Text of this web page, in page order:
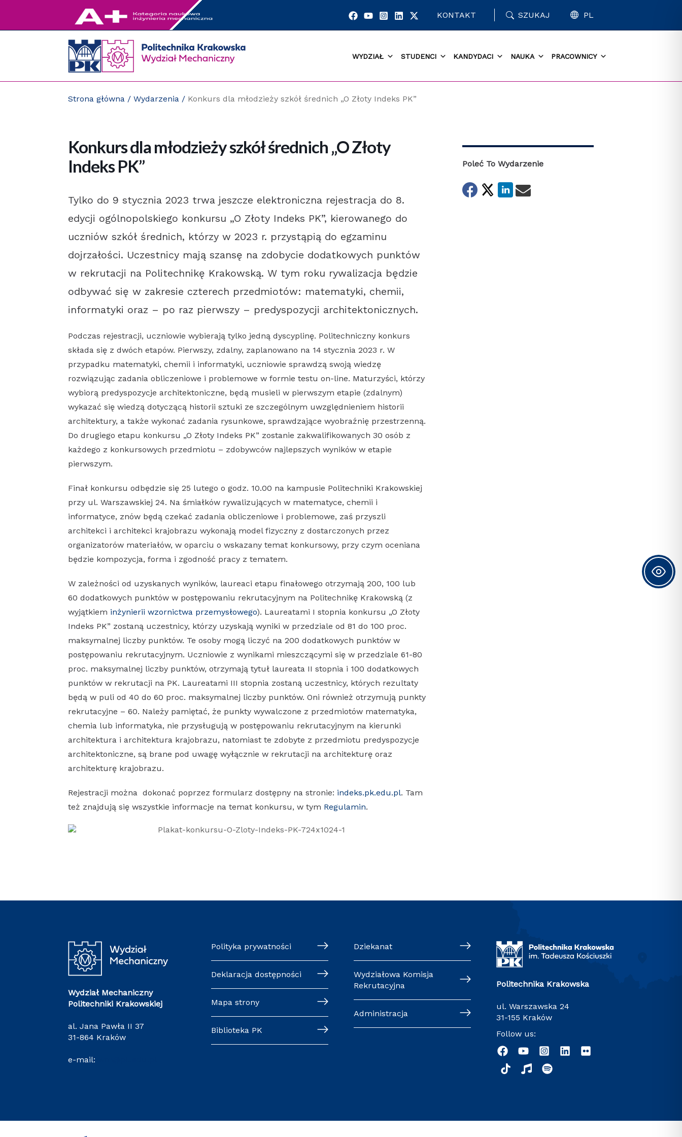
KONTAKT SZUKAJ PL
WYDZIAŁ STUDENCI KANDYDACI NAUKA PRACOWNICY
Strona główna /Wydarzenia / Konkurs dla młodzieży szkół średnich „O Złoty Indeks PK”
Konkurs dla młodzieży szkół średnich „O Złoty
Indeks PK”
Tylko do 9 stycznia 2023 trwa jeszcze elektroniczna rejestracja do 8.
edycji ogólnopolskiego konkursu „O Złoty Indeks PK”, kierowanego do
uczniów szkół średnich, którzy w 2023 r. przystąpią do egzaminu
dojrzałości. Uczestnicy mają szansę na zdobycie dodatkowych punktów
w rekrutacji na Politechnikę Krakowską. W tym roku rywalizacja będzie
odbywać się w zakresie czterech przedmiotów: matematyki, chemii,
informatyki oraz – po raz pierwszy – predyspozycji architektonicznych.
Podczas rejestracji, uczniowie wybierają tylko jedną dyscyplinę. Politechniczny konkurs
składa się z dwóch etapów. Pierwszy, zdalny, zaplanowano na 14 stycznia 2023 r. W
przypadku matematyki, chemii i informatyki, uczniowie sprawdzą swoją wiedzę
rozwiązując zadania obliczeniowe i problemowe w formie testu on-line. Maturzyści, którzy
wybiorą predyspozycje architektoniczne, będą musieli w pierwszym etapie (zdalnym)
wykazać się wiedzą dotyczącą historii sztuki ze szczególnym uwzględnieniem historii
architektury, a także wykonać zadania rysunkowe, sprawdzające wyobraźnię przestrzenną.
Do drugiego etapu konkursu „O Złoty Indeks PK” zostanie zakwalifikowanych 30 osób z
każdego z konkursowych przedmiotu – zdobywców najlepszych wyników w etapie
pierwszym.
Finał konkursu odbędzie się 25 lutego o godz. 10.00 na kampusie Politechniki Krakowskiej
przy ul. Warszawskiej 24. Na śmiałków rywalizujących w matematyce, chemii i
informatyce, znów będą czekać zadania obliczeniowe i problemowe, zaś przyszli
architekci i architekci krajobrazu wykonają model fizyczny z dostarczonych przez
organizatorów materiałów, w oparciu o wskazany temat konkursowy, przy czym oceniana
będzie kompozycja, forma i zgodność pracy z tematem.
W zależności od uzyskanych wyników, laureaci etapu finałowego otrzymają 200, 100 lub
60 dodatkowych punktów w postępowaniu rekrutacyjnym na Politechnikę Krakowską (z
wyjątkiem inżynierii wzornictwa przemysłowego). Laureatami I stopnia konkursu „O Złoty
Indeks PK” zostaną uczestnicy, którzy uzyskają wyniki w przedziale od 81 do 100 proc.
maksymalnej liczby punktów. Te osoby mogą liczyć na 200 dodatkowych punktów w
postępowaniu rekrutacyjnym. Uczniowie z wynikami mieszczącymi się w przedziale 61-80
proc. maksymalnej liczby punktów, otrzymają tytuł laureata II stopnia i 100 dodatkowych
punktów w rekrutacji na PK. Laureatami III stopnia zostaną uczestnicy, których rezultaty
będą w puli od 40 do 60 proc. maksymalnej liczby punktów. Oni również otrzymują punkty
rekrutacyjne – 60. Należy pamiętać, że punkty wywalczone z przedmiotów matematyka,
chemia lub informatyka, nie przysługują w postępowaniu rekrutacyjnym na kierunki
architektura i architektura krajobrazu, natomiast te zdobyte z przedmiotu predyspozycje
architektoniczne, są brane pod uwagę wyłącznie w rekrutacji na architekturę oraz
architekturę krajobrazu.
Rejestracji można dokonać poprzez formularz dostępny na stronie: indeks.pk.edu.pl. Tam
też znajdują się wszystkie informacje na temat konkursu, w tym Regulamin.
Poleć To Wydarzenie
Wydział Mechaniczny
Politechniki Krakowskiej
al. Jana Pawła II 37
31-864 Kraków
e-mail:
Polityka prywatności
Deklaracja dostępności
Mapa strony
Biblioteka PK
Dziekanat
Wydziałowa Komisja
Rekrutacyjna
Administracja
Politechnika Krakowska
ul. Warszawska 24
31-155 Kraków
Follow us: